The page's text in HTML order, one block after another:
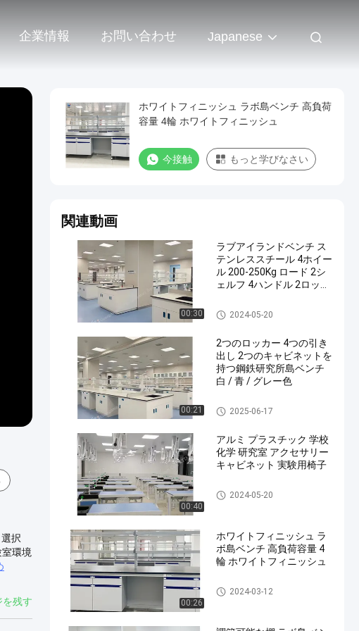
企業情報 お問い合わせ Japanese
択
環境
を残す
ホワイトフィニッシュ ラボ島ベンチ 高負荷
容量 4輪 ホワイトフィニッシュ
今接触 もっと学びなさい
関連動画
00:30
ラブアイランドベンチ ス
テンレススチール 4ホイー
ル 200-250Kg ロード 2シ
ェルフ 4ハンドル 2ロッカ
Lab Island Bench
2024-05-20
00:21
2つのロッカー 4つの引き
出し 2つのキャビネットを
持つ鋼鉄研究所島ベンチ
白 / 青 / グレー色
Lab Island Bench
2025-06-17
00:40
アルミ プラスチック 学校
化学 研究室 アクセサリー
キャビネット 実験用椅子
Chemistry Lab Furniture
2024-05-20
00:26
ホワイトフィニッシュ ラ
ボ島ベンチ 高負荷容量 4
輪 ホワイトフィニッシュ
Lab Island Bench
2024-03-12